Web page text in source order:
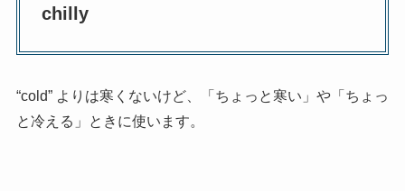
chilly
“cold” よりは寒くないけど、「ちょっと寒い」や「ちょっ
と冷える」ときに使います。